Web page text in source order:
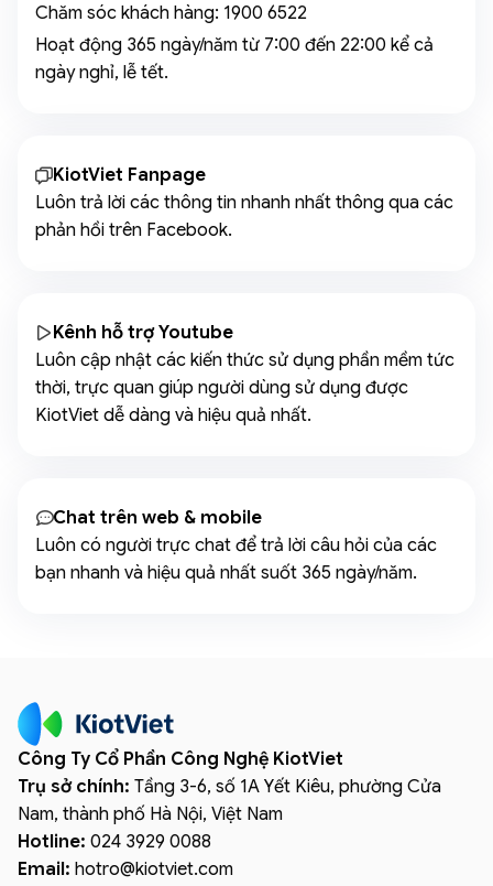
Chăm sóc khách hàng: 1900 6522
Hoạt động 365 ngày/năm từ 7:00 đến 22:00 kể cả
ngày nghỉ, lễ tết.
KiotViet Fanpage
Luôn trả lời các thông tin nhanh nhất thông qua các
phản hồi trên Facebook.
Kênh hỗ trợ Youtube
Luôn cập nhật các kiến thức sử dụng phần mềm tức
thời, trực quan giúp người dùng sử dụng được
KiotViet dễ dàng và hiệu quả nhất.
Chat trên web & mobile
Luôn có người trực chat để trả lời câu hỏi của các
bạn nhanh và hiệu quả nhất suốt 365 ngày/năm.
Công Ty Cổ Phần Công Nghệ KiotViet
Trụ sở chính: Tầng 3-6, số 1A Yết Kiêu, phường Cửa
Nam, thành phố Hà Nội, Việt Nam
Hotline: 024 3929 0088
Email: hotro@kiotviet.com